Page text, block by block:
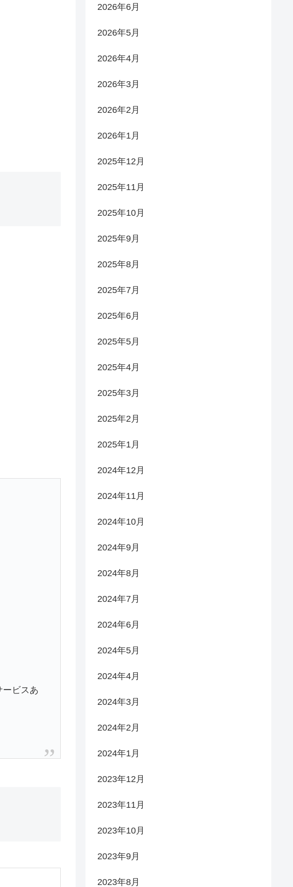
ービスあ
2026年6月
2026年5月
2026年4月
2026年3月
2026年2月
2026年1月
2025年12月
2025年11月
2025年10月
2025年9月
2025年8月
2025年7月
2025年6月
2025年5月
2025年4月
2025年3月
2025年2月
2025年1月
2024年12月
2024年11月
2024年10月
2024年9月
2024年8月
2024年7月
2024年6月
2024年5月
2024年4月
2024年3月
2024年2月
2024年1月
2023年12月
2023年11月
2023年10月
2023年9月
2023年8月